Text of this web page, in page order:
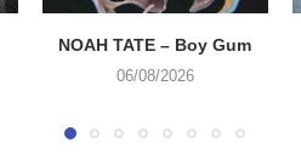
NOAH TATE – Boy Gum
06/08/2026